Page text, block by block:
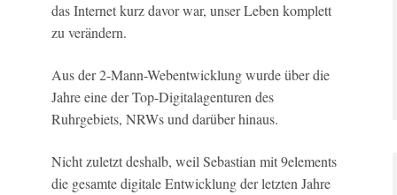
das Internet kurz davor war, unser Leben komplett
zu verändern.
Aus der 2-Mann-Webentwicklung wurde über die
Jahre eine der Top-Digitalagenturen des
Ruhrgebiets, NRWs und darüber hinaus.
Nicht zuletzt deshalb, weil Sebastian mit 9elements
die gesamte digitale Entwicklung der letzten Jahre